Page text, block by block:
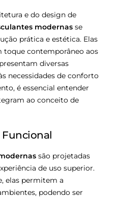
e do design de
modernas se
prática e estética. Elas
toque contemporâneo aos
diversas
necessidades de conforto
é essencial entender
ao conceito de
Funcional
são projetadas
de uso superior.
elas permitem a
podendo ser